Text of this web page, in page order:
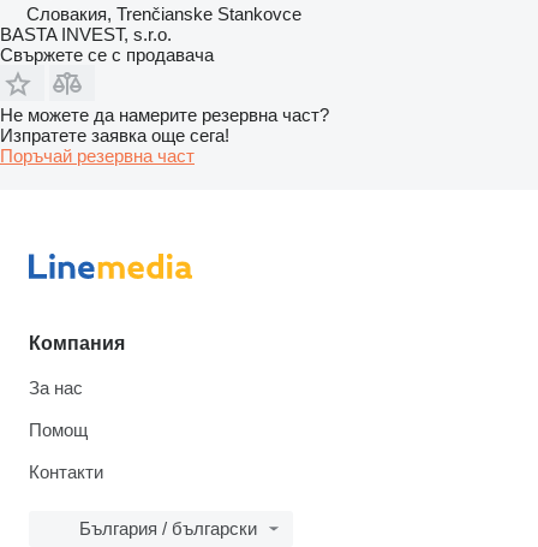
Словакия, Trenčianske Stankovce
BASTA INVEST, s.r.o.
Свържете се с продавача
Не можете да намерите резервна част?
Изпратете заявка още сега!
Поръчай резервна част
Компания
За нас
Помощ
Контакти
България / български